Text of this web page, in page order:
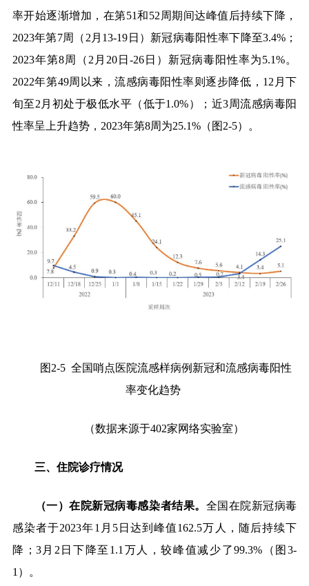
率开始逐渐增加，在第51和52 周期间达峰值后持续下降，
2023年第7周（ 2 月 13-19 日）新冠病毒阳性率下降至3.4% ；
2023年第8周（ 2 月 20 日-26 日）新冠病毒阳性率为5.1%。
2022年第49周以来，流感病毒阳性率则逐步降低， 12 月下
旬至2 月初处于极低水平（低于1.0%）；近3周流感病毒阳
性率呈上升趋势， 2023年第8周为25.1%（图2-5）。
图2-5 全国哨点医院流感样病例新冠和流感病毒阳性
率变化趋势
（数据来源于402家网络实验室）
三、住院诊疗情况
（一）在院新冠病毒感染者结果。 全国在院新冠病毒
感染者于2023年1 月 5日达到峰值162.5万人，随后持续下
降； 3月 2 日下降至 1.1 万人，较峰值减少了99.3% （图3-
1 ）。